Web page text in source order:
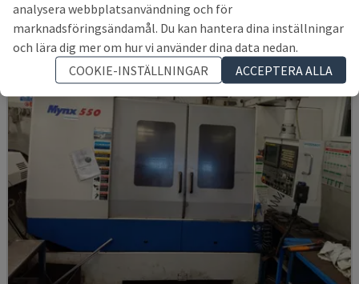
analysera webbplatsanvändning och för
marknadsföringsändamål. Du kan hantera dina inställningar
och lära dig mer om hur vi använder dina data nedan.
COOKIE-INSTÄLLNINGAR
ACCEPTERA ALLA